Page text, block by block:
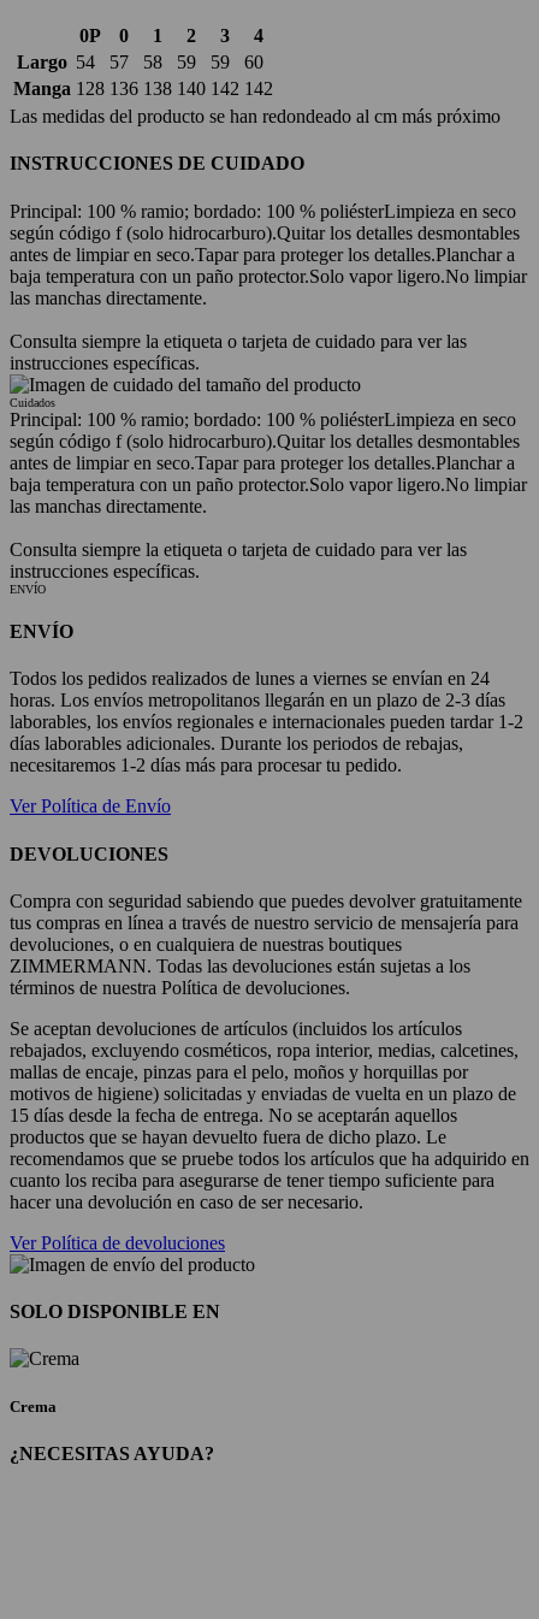
0P 0 1 2 3
4
Largo 54 57 58 59 59
60
Manga 128 136 138 140 142 142
Las medidas del producto se han redondeado al cm más próximo
INSTRUCCIONES DE CUIDADO
Principal: 100 % ramio; bordado: 100 % poliésterLimpieza en seco
según código f (solo hidrocarburo).Quitar los detalles desmontables
antes de limpiar en seco.Tapar para proteger los detalles.Planchar a
baja temperatura con un paño protector.Solo vapor ligero.No limpiar
las manchas directamente.
Consulta siempre la etiqueta o tarjeta de cuidado para ver las
instrucciones específicas.
Cuidados
Principal: 100 % ramio; bordado: 100 % poliésterLimpieza en seco
según código f (solo hidrocarburo).Quitar los detalles desmontables
antes de limpiar en seco.Tapar para proteger los detalles.Planchar a
baja temperatura con un paño protector.Solo vapor ligero.No limpiar
las manchas directamente.
Consulta siempre la etiqueta o tarjeta de cuidado para ver las
instrucciones específicas.
ENVÍO
ENVÍO
Todos los pedidos realizados de lunes a viernes se envían en 24
horas. Los envíos metropolitanos llegarán en un plazo de 2-3 días
laborables, los envíos regionales e internacionales pueden tardar 1-2
días laborables adicionales. Durante los periodos de rebajas,
necesitaremos 1-2 días más para procesar tu pedido.
Ver Política de Envío
DEVOLUCIONES
Compra con seguridad sabiendo que puedes devolver gratuitamente
tus compras en línea a través de nuestro servicio de mensajería para
devoluciones, o en cualquiera de nuestras boutiques
ZIMMERMANN. Todas las devoluciones están sujetas a los
términos de nuestra Política de devoluciones.
Se aceptan devoluciones de artículos (incluidos los artículos
rebajados, excluyendo cosméticos, ropa interior, medias, calcetines,
mallas de encaje, pinzas para el pelo, moños y horquillas por
motivos de higiene) solicitadas y enviadas de vuelta en un plazo de
15 días desde la fecha de entrega. No se aceptarán aquellos
productos que se hayan devuelto fuera de dicho plazo. Le
recomendamos que se pruebe todos los artículos que ha adquirido en
cuanto los reciba para asegurarse de tener tiempo suficiente para
hacer una devolución en caso de ser necesario.
Ver Política de devoluciones
SOLO DISPONIBLE EN
Crema
¿NECESITAS AYUDA?